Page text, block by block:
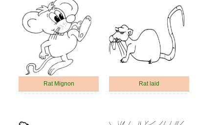
Rat Mignon Rat laid